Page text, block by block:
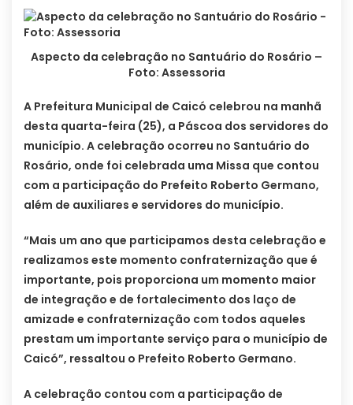
Aspecto da celebração no Santuário do Rosário –
Foto: Assessoria
A Prefeitura Municipal de Caicó celebrou na manhã
desta quarta-feira (25), a Páscoa dos servidores do
município. A celebração ocorreu no Santuário do
Rosário, onde foi celebrada uma Missa que contou
com a participação do Prefeito Roberto Germano,
além de auxiliares e servidores do município.
“Mais um ano que participamos desta celebração e
realizamos este momento confraternização que é
importante, pois proporciona um momento maior
de integração e de fortalecimento dos laço de
amizade e confraternização com todos aqueles
prestam um importante serviço para o município de
Caicó”, ressaltou o Prefeito Roberto Germano.
A celebração contou com a participação de